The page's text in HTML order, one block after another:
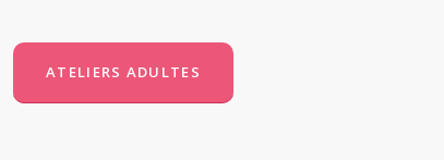
ATELIERS ADULTES